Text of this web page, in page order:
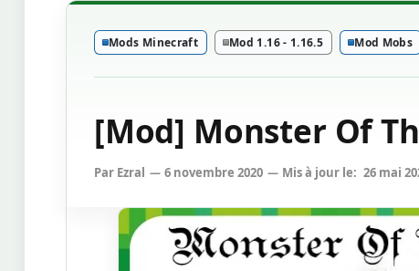
Mods Minecraft Mod 1.16 - 1.16.5 Mod Mobs
[Mod] Monster Of
Par Ezral 6 novembre 2020 Mis à jour le: 26 mai